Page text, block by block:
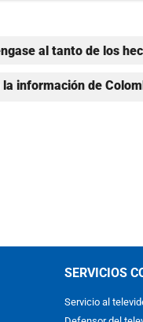
al tanto de los
información de
SERVICIOS
Servicio al